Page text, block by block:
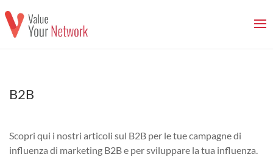
B2B
Scopri qui i nostri articoli sul B2B per le tue campagne di
influenza di marketing B2B e per sviluppare la tua influenza.